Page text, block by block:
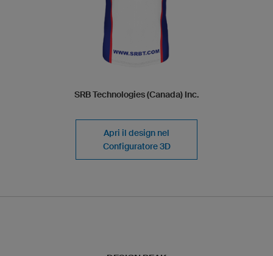
SRB Technologies (Canada) Inc.
Apri il design nel
Configuratore 3D